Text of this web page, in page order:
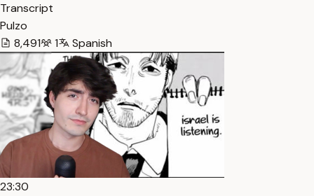
Transcript
Pulzo
8,491
1 Spanish
23:30